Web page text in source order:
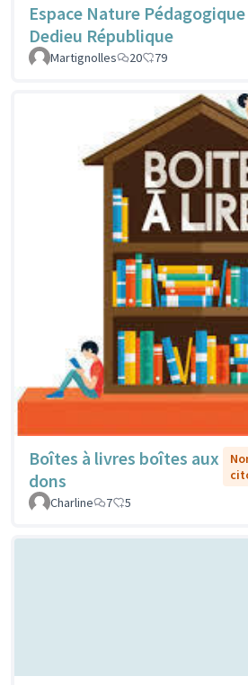
Espace Nature Pédagogique
Dedieu République
Martignolles
20 79
Boîtes à livres boîtes aux
dons
Charline
7 5